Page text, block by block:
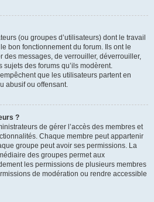
(ou groupes d’utilisateurs) dont le travail
bon fonctionnement du forum. Ils ont le
des messages, de verrouiller, déverrouiller,
des forums qu’ils modèrent.
que les utilisateurs partent en
abusif ou offensant.
?
de gérer l’accès des membres et
Chaque membre peut appartenir
groupe peut avoir ses permissions. La
des groupes permet aux
les permissions de plusieurs membres
de modération ou rendre accessible